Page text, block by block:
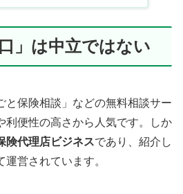
」は中立ではない
と保険相談」などの無料相談サー
利便性の高さから人気です。しか
険代理店ビジネスであり、紹介し
営されています。